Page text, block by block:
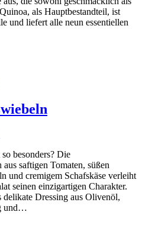
als Hauptbestandteil, ist
und liefert alle neun essentiellen
besonders? Die
saftigen Tomaten, süßen
und cremigem Schafskäse verleiht
seinen einzigartigen Charakter.
Dressing aus Olivenöl,
und…